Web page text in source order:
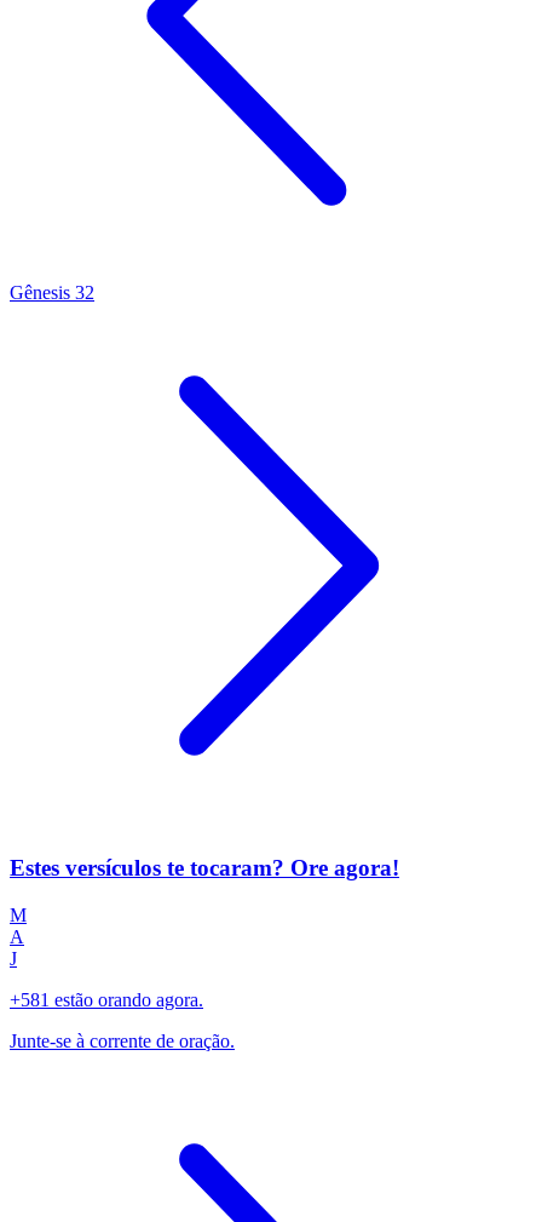
Gênesis 32
Estes versículos te tocaram? Ore agora!
M
A
J
+581 estão orando agora.
Junte-se à corrente de oração.